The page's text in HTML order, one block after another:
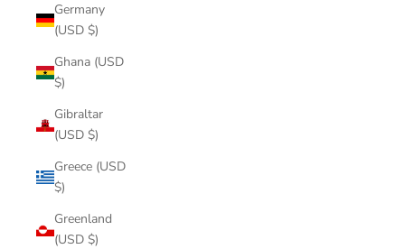
Germany
(USD $)
Ghana (USD
$)
Gibraltar
(USD $)
Greece (USD
$)
Greenland
(USD $)